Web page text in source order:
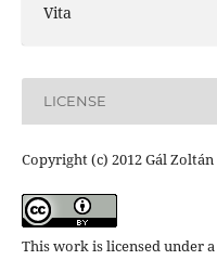
Vita
LICENSE
Copyright (c) 2012 Gál Zoltán
This work is licensed under a